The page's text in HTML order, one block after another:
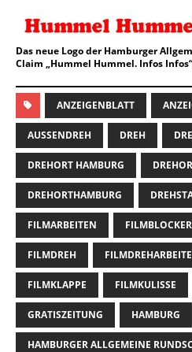
Das neue Logo der Hamburger
Claim „Hummel Hummel. Infos
ANZEIGENBLATT
AUSSENDREH DREH
DREHORT HAMBURG
DREHORTHAMBURG
FILMARBEITEN FILMBLOCKER
FILMDREH
FILMKLAPPE FILMKULISSE
GRATISZEITUNG HAMBURG
HAMBURGER ALLGEMEINE